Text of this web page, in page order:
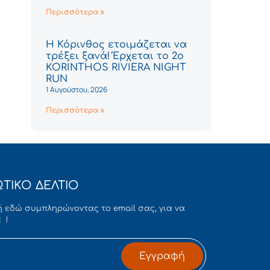
Περισσότερα »
Η Κόρινθος ετοιμάζεται να
τρέξει ξανά! Έρχεται το 2ο
KORINTHOS RIVIERA NIGHT
RUN
1 Αυγούστου, 2026
Περισσότερα »
ΔΕΛΤΙΟ
εδώ συμπληρώνοντας το email σας, για να
!
Εγγραφή